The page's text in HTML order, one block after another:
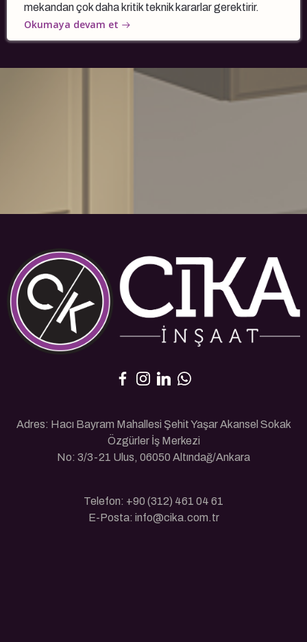
mekandan çok daha kritik teknik kararlar gerektirir.
Okumaya devam et
Adres: Hacı Bayram Mahallesi Şehit Yaşar Akansel Sokak
Özgürler İş Merkezi
No: 3/3-21 Ulus, 06050 Altındağ/Ankara
Telefon: +90 (312) 461 04 61
E-Posta: info@cika.com.tr